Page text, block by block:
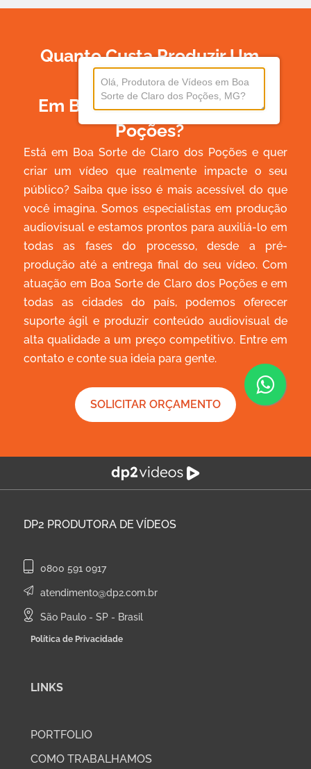
Quanto Custa Produzir Um
Vídeo
Em Boa Sorte De Claro Dos
Poções?
Está em Boa Sorte de Claro dos Poções e quer
criar um vídeo que realmente impacte o seu
público? Saiba que isso é mais acessível do que
você imagina. Somos especialistas em produção
audiovisual e estamos prontos para auxiliá-lo em
todas as fases do processo, desde a pré-
produção até a entrega final do seu vídeo. Com
atuação em Boa Sorte de Claro dos Poções e em
todas as cidades do país, podemos oferecer
suporte ágil e produzir conteúdo audiovisual de
alta qualidade a um preço competitivo. Entre em
contato e conte sua ideia para gente.
SOLICITAR ORÇAMENTO
DP2 PRODUTORA DE VÍDEOS
0800 591 0917
atendimento@dp2.com.br
São Paulo - SP - Brasil
Política de Privacidade
LINKS
PORTFOLIO
COMO TRABALHAMOS